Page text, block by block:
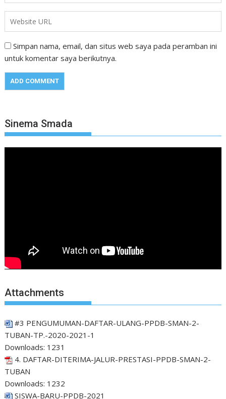
Simpan nama, email, dan situs web saya pada peramban ini
untuk komentar saya berikutnya.
Sinema Smada
Attachments
#3 PENGUMUMAN-DAFTAR-ULANG-PPDB-SMAN-2-
TUBAN-TP.-2020-2021-1
Downloads: 1231
4. DAFTAR-DITERIMA-JALUR-PRESTASI-PPDB-SMAN-2-
TUBAN
Downloads: 1232
SISWA-BARU-PPDB-2021